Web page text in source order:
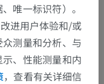
唯一标识符）。
进用户体验和/或
测量和分析、与
、性能测量和内
，查看有关详细信